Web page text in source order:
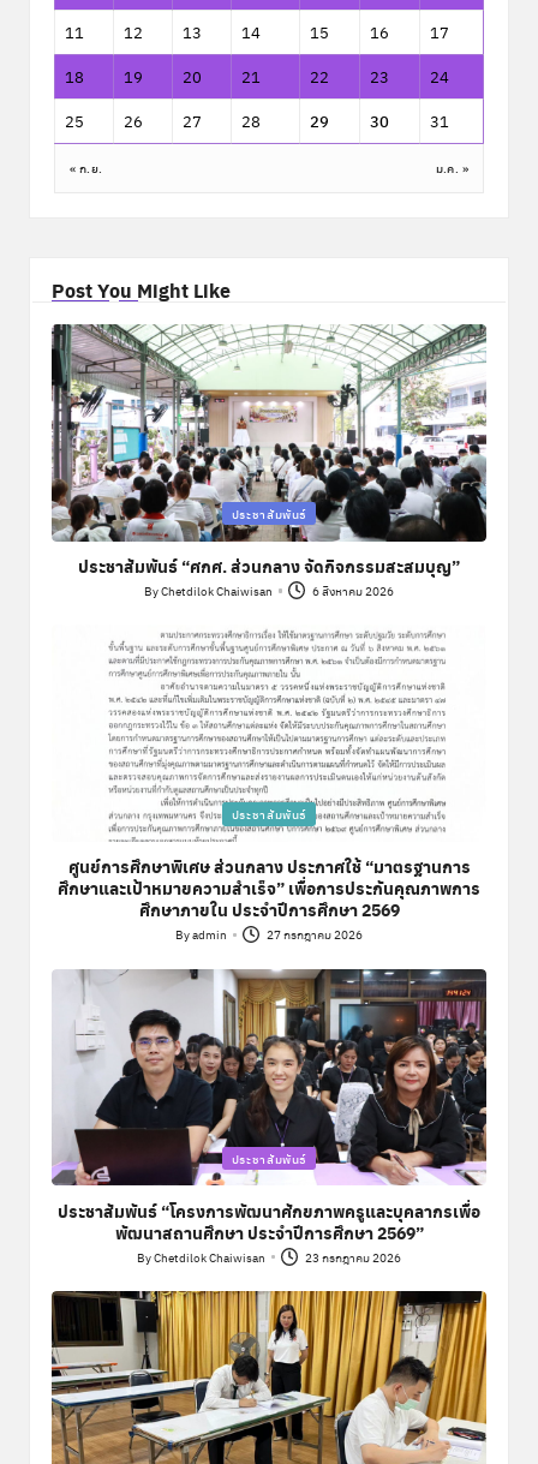
11
12 13 14 15 16
17
18
19 20 21 22 23
24
25
26 27 28 29 30 31
« ก.ย. ม.ค. »
Post You Might Like
Posted
in
ประชาสัมพันธ์
ประชาสัมพันธ์ “ศกศ. ส่วนกลาง จัดกิจกรรมสะสมบุญ”
Posted
ByChetdilok Chaiwisan 6 สิงหาคม 2026
Posted
ประชาสัมพันธ์
ศูนย์การศึกษาพิเศษ ส่วนกลาง ประกาศใช้ “มาตรฐานการ
ศึกษาและเป้าหมายความสำเร็จ” เพื่อการประกันคุณภาพการ
ศึกษาภายใน ประจำปีการศึกษา 2569
Posted
by
Byadmin 27 กรกฎาคม 2026
Posted
in
ประชาสัมพันธ์
ประชาสัมพันธ์ “โครงการพัฒนาศักยภาพครูและบุคลากรเพื่อ
พัฒนาสถานศึกษา ประจำปีการศึกษา 2569”
Posted
by
ByChetdilok Chaiwisan 23 กรกฎาคม 2026